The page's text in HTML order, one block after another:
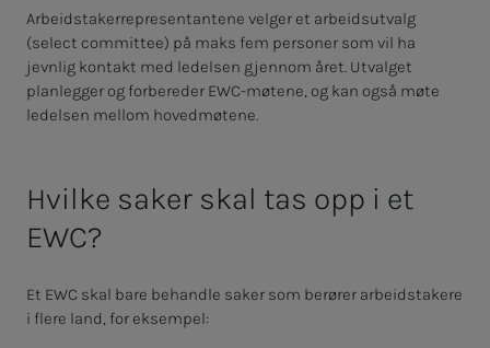
Arbeidstakerrepresentantene velger et arbeidsutvalg
(select committee) på maks fem personer som vil ha
jevnlig kontakt med ledelsen gjennom året. Utvalget
planlegger og forbereder EWC-møtene, og kan også møte
ledelsen mellom hovedmøtene.
Hvilke saker skal tas opp i et
EWC?
Et EWC skal bare behandle saker som berører arbeidstakere
i flere land, for eksempel: